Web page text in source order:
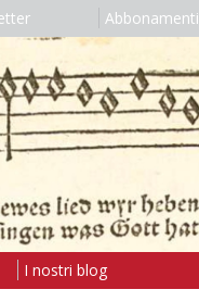
Abbonamenti
I nostri blog